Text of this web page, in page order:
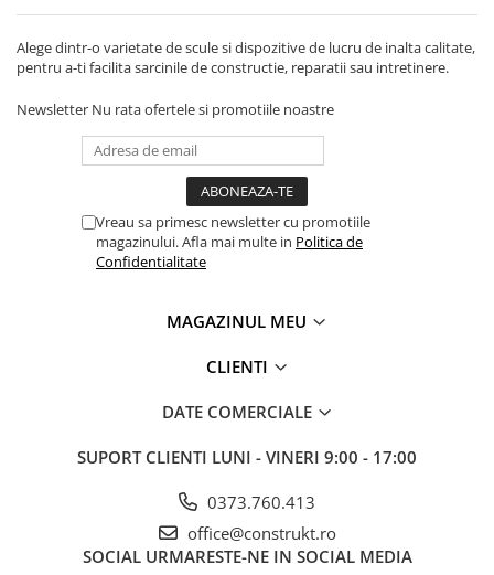
Alege dintr-o varietate de scule si dispozitive de lucru de inalta calitate,
pentru a-ti facilita sarcinile de constructie, reparatii sau intretinere.
Newsletter Nu rata ofertele si promotiile noastre
Vreau sa primesc newsletter cu promotiile
magazinului. Afla mai multe in Politica de
Confidentialitate
MAGAZINUL MEU
CLIENTI
DATE COMERCIALE
SUPORT CLIENTI LUNI - VINERI 9:00 - 17:00
0373.760.413
office@construkt.ro
SOCIAL URMARESTE-NE IN SOCIAL MEDIA